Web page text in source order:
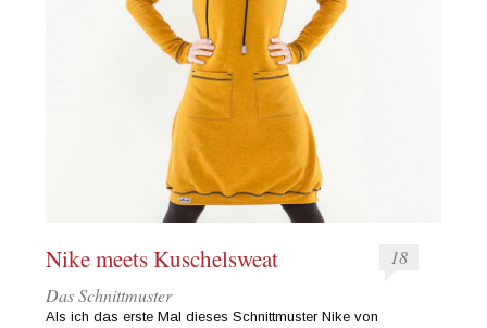
Nike meets Kuschelsweat
18
Das Schnittmuster
Als ich das erste Mal dieses Schnittmuster Nike von